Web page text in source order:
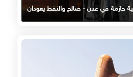
حازمة في عدن - صالح والنفط يعودان